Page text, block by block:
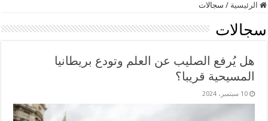
الرئيسية / سجالات
سجالات
هل يُرفع الصليب عن العلم وتودع بريطانيا
المسيحية قريبا؟
10 سبتمبر، 2024